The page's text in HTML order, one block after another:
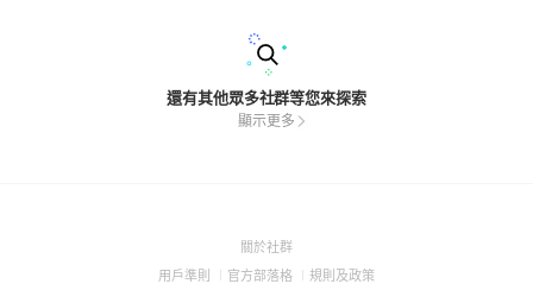
還有其他眾多社群等您來探索
顯示更多
關於社群(Open
用戶準則 (Open
官方部落格 (Open
規則及政策(Open